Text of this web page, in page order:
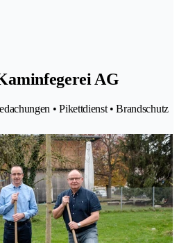
AG
• Pikettdienst • Brandschutz